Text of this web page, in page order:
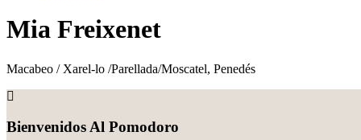
Mia Freixenet
Macabeo / Xarel-lo /Parellada/Moscatel, Penedés
Bienvenidos Al Pomodoro